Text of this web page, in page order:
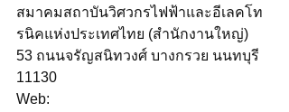
สมาคมสถาบันวิศวกรไฟฟ้าและอีเลคโท
รนิคแห่งประเทศไทย (สำนักงานใหญ่)
53 ถนนจรัญสนิทวงศ์ บางกรวย นนทบุรี
11130
Web: